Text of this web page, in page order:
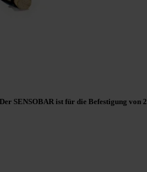
SENSOBAR ist für die Befestigung von 2